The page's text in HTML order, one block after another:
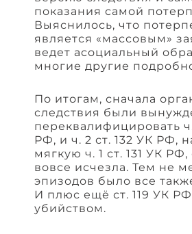
показания самой
Выяснилось, что
является «массовым»
ведет асоциальный
многие другие
По итогам, сначала
следствия были
переквалифицировать ч.
РФ, и ч. 2 ст. 132 УК РФ,
мягкую ч. 1 ст. 131 УК РФ,
вовсе исчезла. Тем не
эпизодов было все
И плюс ещё ст. 119 УК РФ
убийством.